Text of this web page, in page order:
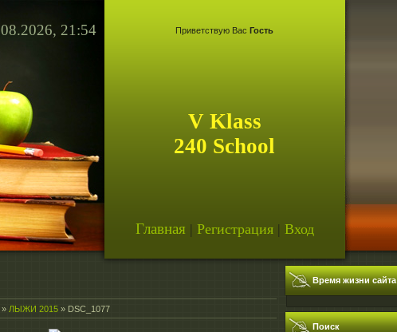
21:54 Приветствую Вас Гость
V Klass
240 School
Главная | Регистрация| Вход
» ЛЫЖИ 2015 » DSC_1077
Время жизни сайта
Поиск